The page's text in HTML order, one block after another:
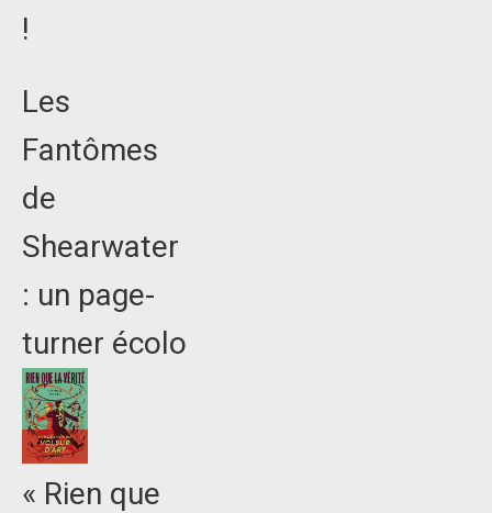
!
Les
Fantômes
de
Shearwater
: un page-
turner écolo
« Rien que